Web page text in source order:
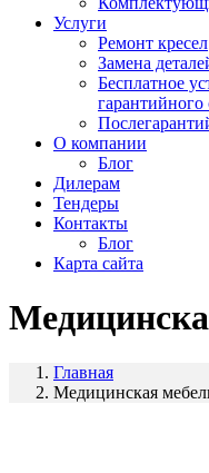
Услуги
Ремонт кресел
Замена
Бесплатное
гарантийного
О компании
Блог
Дилерам
Тендеры
Контакты
Блог
Карта сайта
Главная
Медицинская